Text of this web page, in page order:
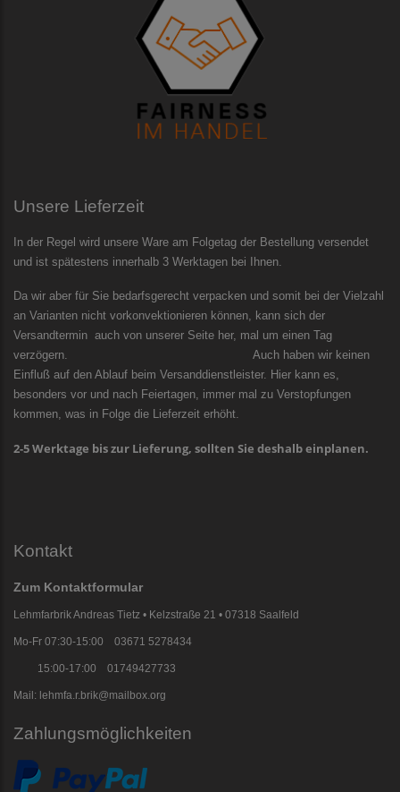
Unsere Lieferzeit
In der Regel wird unsere Ware am Folgetag der Bestellung versendet
und ist spätestens innerhalb 3 Werktagen bei Ihnen.
Da wir aber für Sie bedarfsgerecht verpacken und somit bei der Vielzahl
an Varianten nicht vorkonvektionieren können, kann sich der
Versandtermin auch von unserer Seite her, mal um einen Tag
verzögern. Auch haben wir keinen
Einfluß auf den Ablauf beim Versanddienstleister. Hier kann es,
besonders vor und nach Feiertagen, immer mal zu Verstopfungen
kommen, was in Folge die Lieferzeit erhöht.
2-5 Werktage bis zur Lieferung, sollten Sie deshalb einplanen.
Kontakt
Zum Kontaktformular
Lehmfarbrik Andreas Tietz • Kelzstraße 21 • 07318 Saalfeld
Mo-Fr 07:30-15:00 03671 5278434
15:00-17:00 01749427733
Mail: lehmfa.r.brik@mailbox.org
Zahlungsmöglichkeiten